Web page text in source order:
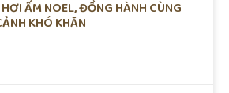
ẤM NOEL, ĐỒNG HÀNH CÙNG
KHÓ KHĂN